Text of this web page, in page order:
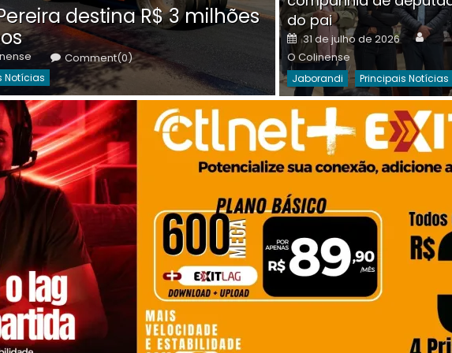
destina R$ 3 milhões
Comment(0)
Notícias
on
30 de julho de 2026 O
Destaques Da Semana
do pai
Posted
on
31 de julho de 2026
O Colinense
Jaborandi Principais Notícias